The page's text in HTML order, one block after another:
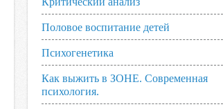
Половое воспитание детей
Психогенетика
Как выжить в ЗОНЕ. Современная
психология.